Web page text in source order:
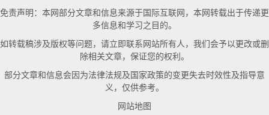
免责声明：本网部分文章和信息来源于国际互联网，本网转载出于传递更
多信息和学习之目的。
如转载稿涉及版权等问题，请立即联系网站所有人，我们会予以更改或删
除相关文章，保证您的权利。
部分文章和信息会因为法律法规及国家政策的变更失去时效性及指导意
义，仅供参考。
网站地图